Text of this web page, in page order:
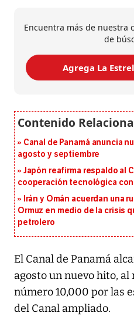
Encuentra más de nuestra
de
Agrega La
Canal de Panamá anuncia
agosto y septiembre
Japón reafirma respaldo al
cooperación tecnológica
Irán y Omán acuerdan una
Ormuz en medio de la crisis
petrolero
El Canal de Panamá
agosto un nuevo hito,
número 10,000 por las
del Canal ampliado.